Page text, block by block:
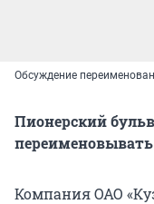
Обсуждение
Пионерский
переименовывать
Компания ОАО